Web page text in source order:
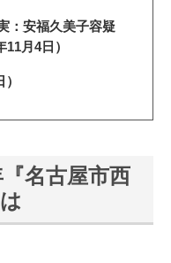
：安福久美子容疑
月4日）
名古屋市西